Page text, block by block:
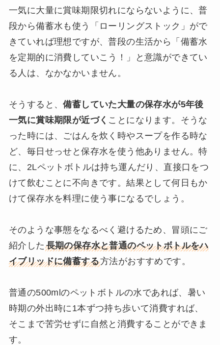
一気に大量に賞味期限切れにならないように、普
段から備蓄水も使う「ローリングストック」がで
きていれば理想ですが、普段の生活から「備蓄水
を定期的に消費していこう！」と意識ができてい
る人は、なかなかいません。
そうすると、備蓄していた大量の保存水が5年後
一気に賞味期限が近づく ことになります。そうな
った時には、ごはんを炊く時やスープを作る時な
ど、毎日せっせと保存水を使う他ありません。特
に、2Lペットボトルは持ち運んだり、直接口をつ
けて飲むことに不向きです。結果として何日もか
けて保存水を料理に使う事になるでしょう。
そのような事態をなるべく避けるため、冒頭にご
紹介した 長期の保存水と普通のペットボトルをハ
イブリッドに備蓄する方法がおすすめです。
普通の500mlのペットボトルの水であれば、暑い
時期の外出時に1本ずつ持ち歩いて消費すれば、
そこまで苦労せずに自然と消費することができま
す。